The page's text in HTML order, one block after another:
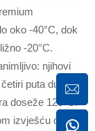
oko -40°C, dok
-20°C.
njihovi
puta dulji od
doseže 120°C.
izvješću o